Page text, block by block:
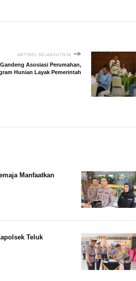
ARTIKEL SELANJUTNYA
Asosiasi Perumahan,
Hunian Layak Pemerintah
Manfaatkan
Teluk